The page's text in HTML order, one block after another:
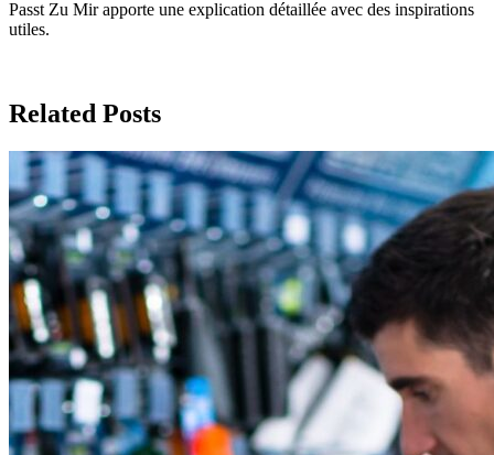
Passt Zu Mir apporte une explication détaillée avec des inspirations
utiles.
Related Posts